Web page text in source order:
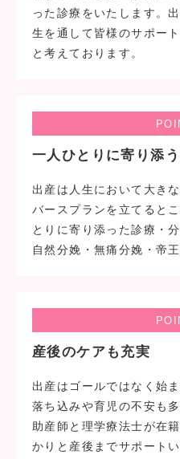
った診療をいたします。
生を通して皆様のサポー
と考えております。
一人ひとりに寄り添
出産は人生において大き
バースプランを立てると
とりに寄り添った診療・
自然分娩・無痛分娩・帝
産後のケアも充実
出産はゴールではなく始
落ち込みや育児の不安も
助産師と理学療法士が在
かりと産後までサポートい